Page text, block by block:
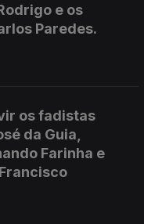
e os
Paredes.
os fadistas
da Guia,
Farinha e